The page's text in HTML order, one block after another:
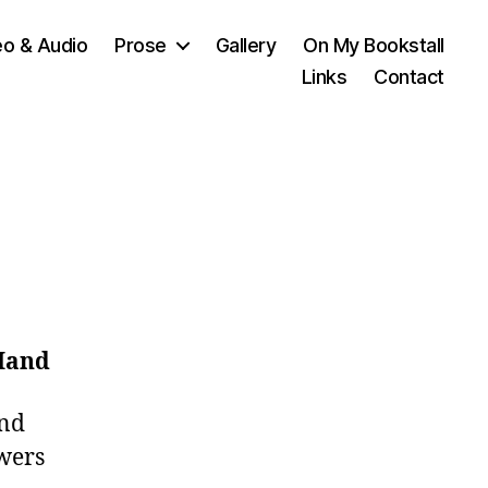
& Audio Prose Gallery
On My Bookstall
Links
Contact